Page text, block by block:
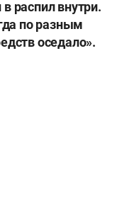
распил внутри.
по разным
оседало».